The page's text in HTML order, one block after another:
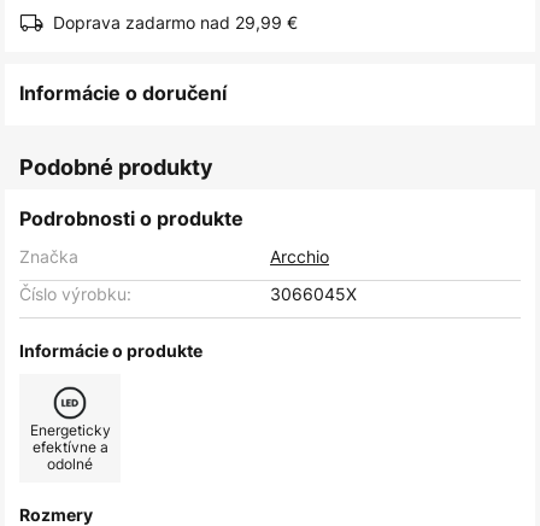
Doprava zadarmo nad 29,99 €
Informácie o doručení
Podobné produkty
Podrobnosti o produkte
Značka
Arcchio
Číslo výrobku:
3066045X
Informácie o produkte
Energeticky
efektívne a
odolné
Rozmery